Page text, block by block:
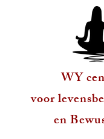
WY
voor
en